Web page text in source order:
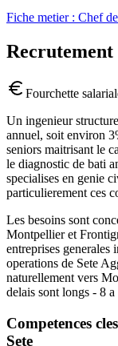
Fiche metier : Chef
Recrutement
Fourchette
Un ingenieur
annuel, soit environ
seniors maitrisant le
le diagnostic de bati
specialises en genie
particulierement ces
Les besoins sont
Montpellier et
entreprises generales
operations de Sete
naturellement vers
delais sont longs - 8 a
Competences
Sete